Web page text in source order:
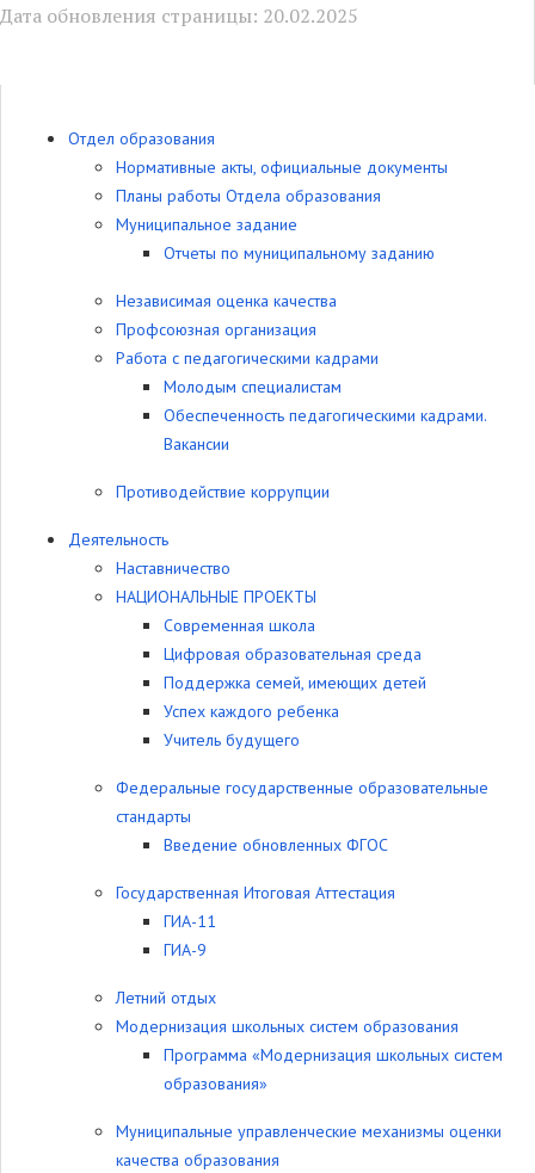
Дата обновления страницы: 20.02.2025
Отдел образования
Нормативные акты, официальные документы
Планы работы Отдела образования
Муниципальное задание
Отчеты по муниципальному заданию
Независимая оценка качества
Профсоюзная организация
Работа с педагогическими кадрами
Молодым специалистам
Обеспеченность педагогическими кадрами.
Вакансии
Противодействие коррупции
Деятельность
Наставничество
НАЦИОНАЛЬНЫЕ ПРОЕКТЫ
Современная школа
Цифровая образовательная среда
Поддержка семей, имеющих детей
Успех каждого ребенка
Учитель будущего
Федеральные государственные образовательные
стандарты
Введение обновленных ФГОС
Государственная Итоговая Аттестация
ГИА-11
ГИА-9
Летний отдых
Модернизация школьных систем образования
Программа «Модернизация школьных систем
образования»
Муниципальные управленческие механизмы оценки
качества образования